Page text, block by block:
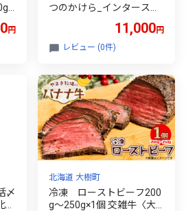
円
つのかけら_インターステ
破片 グラファイト 実験 爆
発 本物 特産 お土産 人気
11,000円
レビュー (0件)
〆
北海道 大樹町
冷凍 ローストビーフ200
g～250g×1個 交雑牛〈大